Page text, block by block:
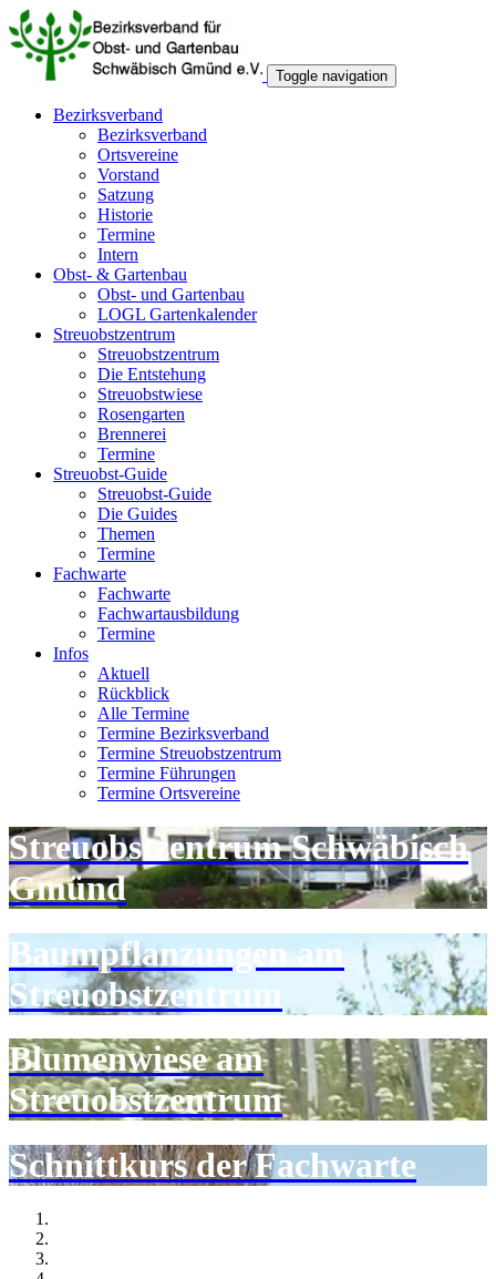
Toggle navigation
Bezirksverband
Bezirksverband
Ortsvereine
Vorstand
Satzung
Historie
Termine
Intern
Obst- & Gartenbau
Obst- und Gartenbau
LOGL Gartenkalender
Streuobstzentrum
Streuobstzentrum
Die Entstehung
Streuobstwiese
Rosengarten
Brennerei
Termine
Streuobst-Guide
Streuobst-Guide
Die Guides
Themen
Termine
Fachwarte
Fachwarte
Fachwartausbildung
Termine
Infos
Aktuell
Rückblick
Alle Termine
Termine Bezirksverband
Termine Streuobstzentrum
Termine Führungen
Termine Ortsvereine
Streuobstzentrum Schwäbisch
Gmünd
Baumpflanzungen am
Streuobstzentrum
Blumenwiese am
Streuobstzentrum
Schnittkurs der Fachwarte